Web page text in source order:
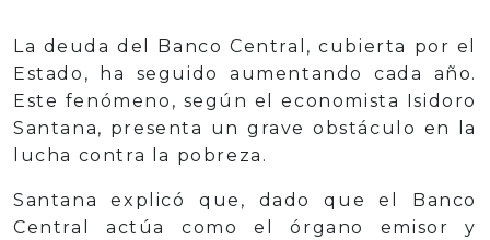
La deuda del Banco Central, cubierta por el
Estado, ha seguido aumentando cada año.
Este fenómeno, según el economista Isidoro
Santana, presenta un grave obstáculo en la
lucha contra la pobreza.
Santana explicó que, dado que el Banco
Central actúa como el órgano emisor y